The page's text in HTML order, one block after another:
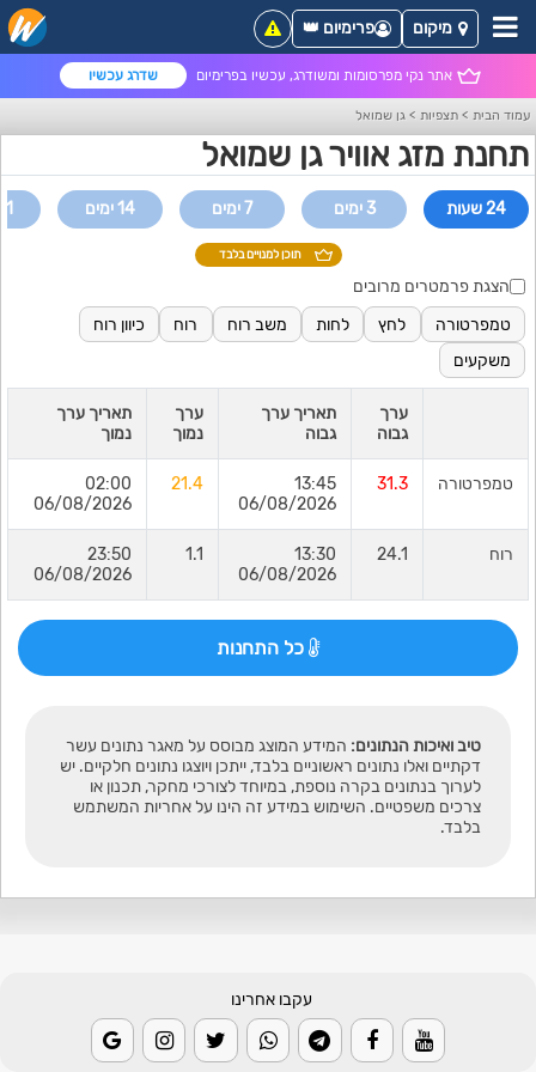
אתר נקי מפרסומות ומשודרג, עכשיו בפרימיום שדרג עכשיו
מיקום פרימיום 👑
עמוד הבית > תצפיות > גן שמואל
תחנת מזג אוויר גן שמואל
24 שעות 3 ימים 7 ימים 14 ימים 21
תוכן למנויים בלבד
הצגת פרמטרים מרובים
טמפרטורה
לחץ לחות משב רוח רוח
כיוון רוח
משקעים
ערך
גבוה
תאריך ערך
גבוה
ערך
נמוך
תאריך ערך
נמוך
טמפרטורה 31.3
13:45
06/08/2026
21.4
02:00
06/08/2026
רוח 24.1
13:30
06/08/2026
1.1
23:50
06/08/2026
כל התחנות
טיב ואיכות הנתונים: המידע המוצג מבוסס על מאגר נתונים עשר
דקתיים ואלו נתונים ראשוניים בלבד, ייתכן ויוצגו נתונים חלקיים. יש
לערוך בנתונים בקרה נוספת, במיוחד לצורכי מחקר, תכנון או
צרכים משפטיים. השימוש במידע זה הינו על אחריות המשתמש
בלבד.
עקבו אחרינו